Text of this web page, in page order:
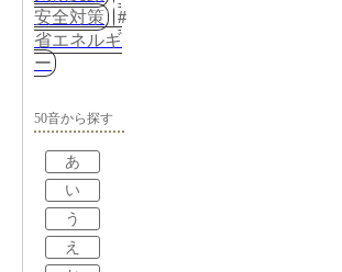
安全対策
省エネルギ
ー
50音から探す
あ
い
う
え